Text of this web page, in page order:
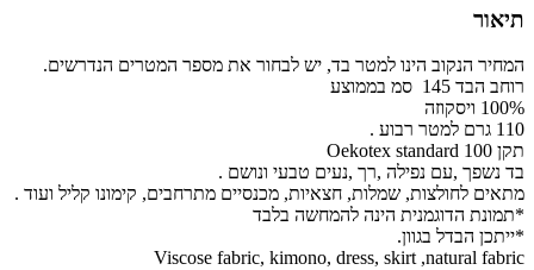
תיאור
המחיר הנקוב הינו למטר בד, יש לבחור את מספר המטרים הנדרשים.
רוחב הבד 145 סמ בממוצע
100% ויסקוזה
110 גרם למטר רבוע .
תקן Oekotex standard 100
בד נשפך ,עם נפילה ,רך ,נעים טבעי ונושם .
מתאים לחולצות, שמלות, חצאיות, מכנסיים מתרחבים, קימונו קליל ועוד .
*תמונת הדוגמנית הינה להמחשה בלבד
*ייתכן הבדל בגוון.
Viscose fabric, kimono, dress, skirt ,natural fabric